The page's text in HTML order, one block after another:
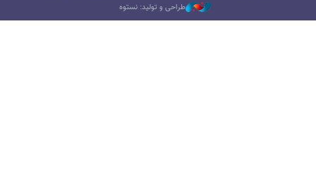
طراحی و تولید: نستوه